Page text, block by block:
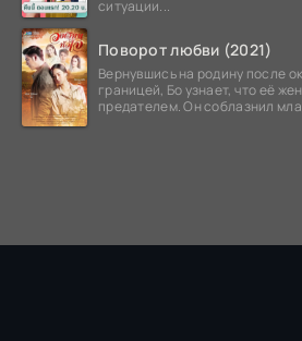
ситуации...
Поворот любви (2021)
Вернувшись на родину после
границей, Бо узнает, что её
предателем. Он соблазнил